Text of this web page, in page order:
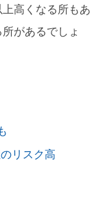
高くなる所もあ
があるでしょ
リスク高